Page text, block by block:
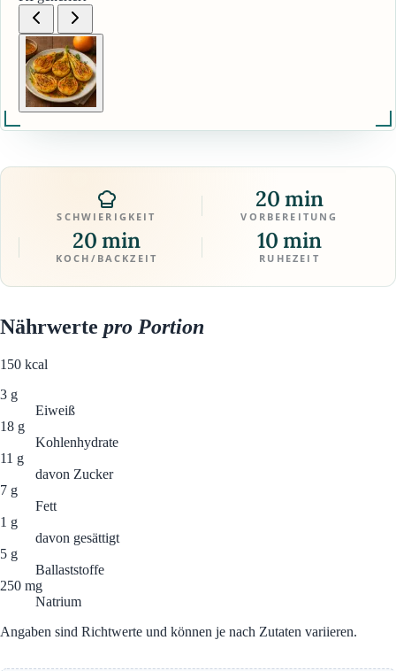
SCHWIERIGKEIT
20 min
VORBEREITUNG
20 min
KOCH/BACKZEIT
10 min
RUHEZEIT
Nährwerte pro Portion
150 kcal
3 g
Eiweiß
18 g
Kohlenhydrate
11 g
davon Zucker
7 g
Fett
1 g
davon gesättigt
5 g
Ballaststoffe
250 mg
Natrium
Angaben sind Richtwerte und können je nach Zutaten variieren.